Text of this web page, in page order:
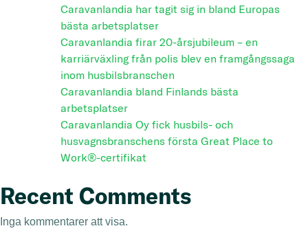
Caravanlandia har tagit sig in bland Europas
bästa arbetsplatser
Caravanlandia firar 20-årsjubileum – en
karriärväxling från polis blev en framgångssaga
inom husbilsbranschen
Caravanlandia bland Finlands bästa
arbetsplatser
Caravanlandia Oy fick husbils- och
husvagnsbranschens första Great Place to
Work®-certifikat
Recent Comments
Inga kommentarer att visa.